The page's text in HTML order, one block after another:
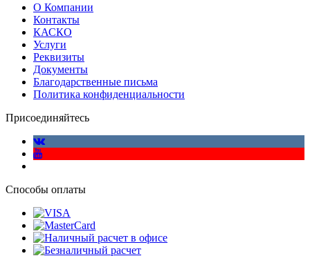
О Компании
Контакты
КАСКО
Услуги
Реквизиты
Документы
Благодарственные письма
Политика конфиденциальности
Присоединяйтесь
Способы оплаты